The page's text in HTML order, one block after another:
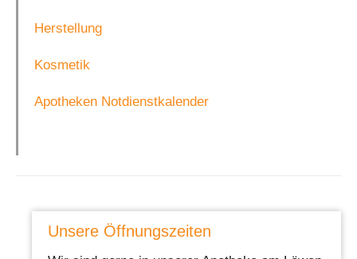
Herstellung
Kosmetik
Apotheken Notdienstkalender
Unsere Öffnungszeiten